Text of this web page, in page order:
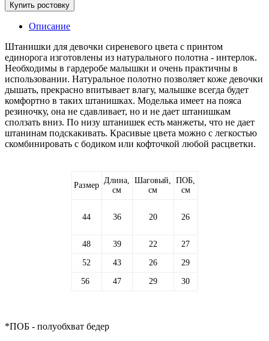
Купить ростовку
Описание
Штанишки для девочки сиреневого цвета с принтом
единорога изготовлены из натурального полотна - интерлок.
Необходимы в гардеробе малышки и очень практичны в
использовании. Натуральное полотно позволяет коже девочки
дышать, прекрасно впитывает влагу, малышке всегда будет
комфортно в таких штанишках. Моделька имеет на пояса
резиночку, она не сдавливает, но и не дает штанишкам
сползать вниз. По низу штанишек есть манжеты, что не дает
штанинам подскакивать. Красивые цвета можно с легкостью
скомбинировать с бодиком или кофточкой любой расцветки.
Размер
Длина,
см
Шаговый,
см
ПОБ,
см
44 36 20 26
48 39 22 27
52 43 26 29
56 47 29 30
*ПОБ - полуобхват бедер